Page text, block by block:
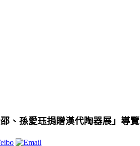
、孫愛珏捐贈漢代陶器展」導覽